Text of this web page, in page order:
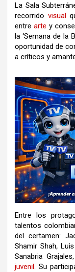
La Sala
recorrido visual
entre arte y
la ‘Semana de la
oportunidad de
a críticos y
Entre los
talentos
del certamen:
Shamir Shah,
Sanabria
juvenil. Su